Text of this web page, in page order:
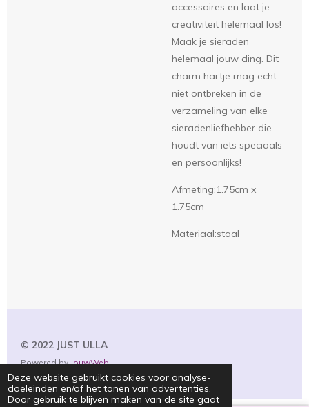
Deze website gebruikt cookies voor analyse-
doeleinden en/of het tonen van advertenties.
Door gebruik te blijven maken van de site gaat
accessoires en laat je
creativiteit helemaal los!
Maak je sieraden
helemaal jouw ding. Dit
charm hartje mag echt
niet ontbreken in de
verzameling van elke
sieradenliefhebber die
houdt van iets speciaals
en persoonlijks!
Afmeting:1.75cm x
1.75cm
Materiaal:staal
© 2022 JUST ULLA
Powered byJouwWeb